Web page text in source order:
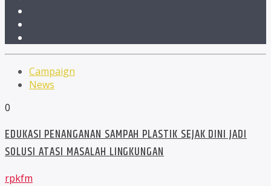
Campaign
News
0
EDUKASI PENANGANAN SAMPAH PLASTIK SEJAK DINI JADI
SOLUSI ATASI MASALAH LINGKUNGAN
rpkfm